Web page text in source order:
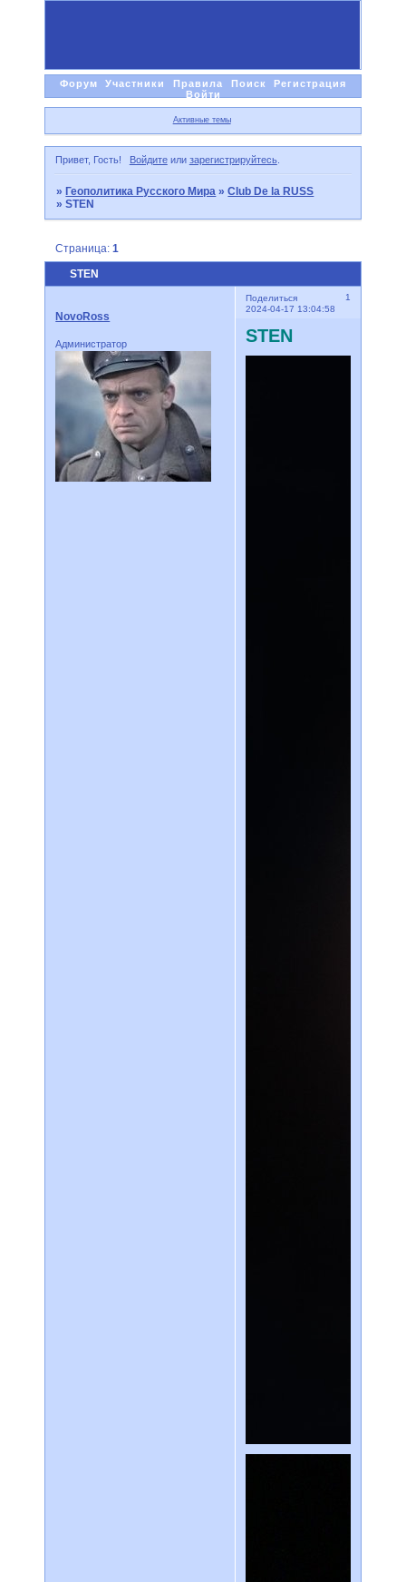
Форум Участники Правила Поиск
Регистрация
Войти
Активные темы
Привет, Гость! Войдитеили зарегистрируйтесь.
»Геополитика Русского Мира »Club De la RUSS
»STEN
STEN
Страница:1
Поделиться
1
2024-04-17 13:04:58
NovoRoss
Администратор STEN